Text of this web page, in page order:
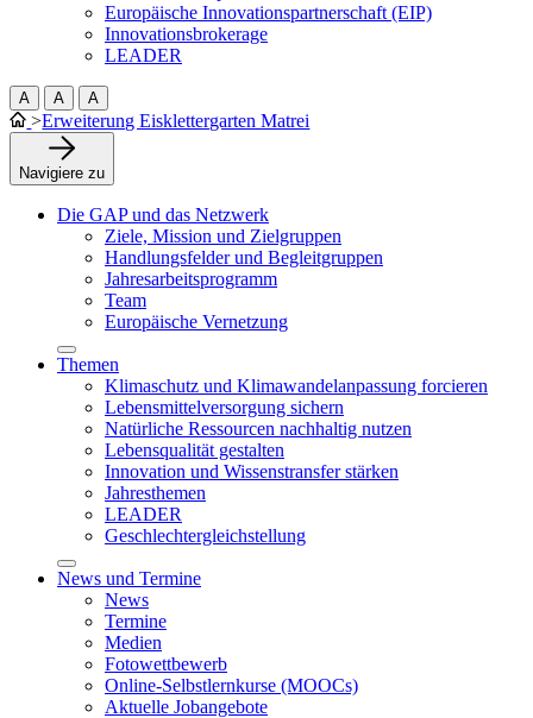
Europäische Innovationspartnerschaft (EIP)
Innovationsbrokerage
LEADER
A A A
>Erweiterung Eisklettergarten Matrei
Navigiere zu
Die GAP und das Netzwerk
Ziele, Mission und Zielgruppen
Handlungsfelder und Begleitgruppen
Jahresarbeitsprogramm
Team
Europäische Vernetzung
Themen
Klimaschutz und Klimawandelanpassung forcieren
Lebensmittelversorgung sichern
Natürliche Ressourcen nachhaltig nutzen
Lebensqualität gestalten
Innovation und Wissenstransfer stärken
Jahresthemen
LEADER
Geschlechtergleichstellung
News und Termine
News
Termine
Medien
Fotowettbewerb
Online-Selbstlernkurse (MOOCs)
Aktuelle Jobangebote